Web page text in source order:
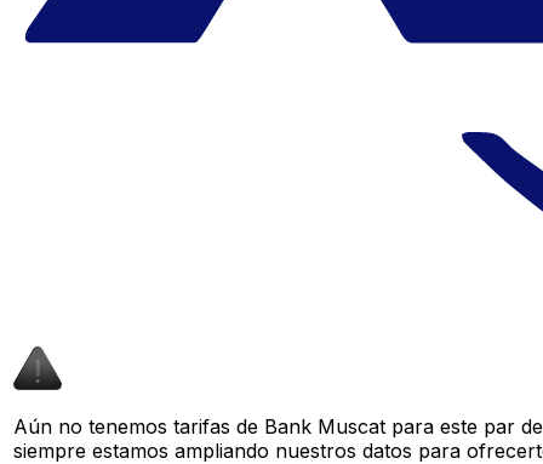
Aún no tenemos tarifas de Bank Muscat para este par
siempre estamos ampliando nuestros datos para